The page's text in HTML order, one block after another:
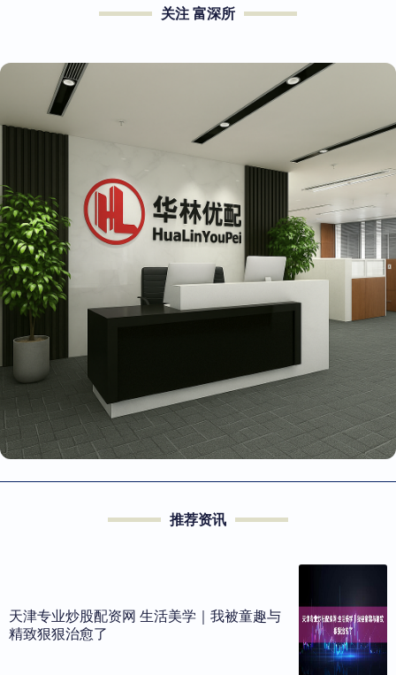
关注 富深所
推荐资讯
天津专业炒股配资网 生活美学｜我被童趣与
精致狠狠治愈了